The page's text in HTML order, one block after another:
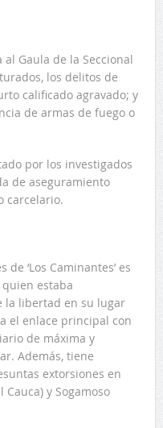
Gaula de la Seccional
los delitos de
calificado agravado; y
de armas de fuego o
por los investigados
de aseguramiento
carcelario.
‘Los Caminantes’ es
estaba
la libertad en su lugar
el enlace principal con
de máxima y
Además, tiene
extorsiones en
y Sogamoso